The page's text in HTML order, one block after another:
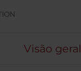
Visão geral